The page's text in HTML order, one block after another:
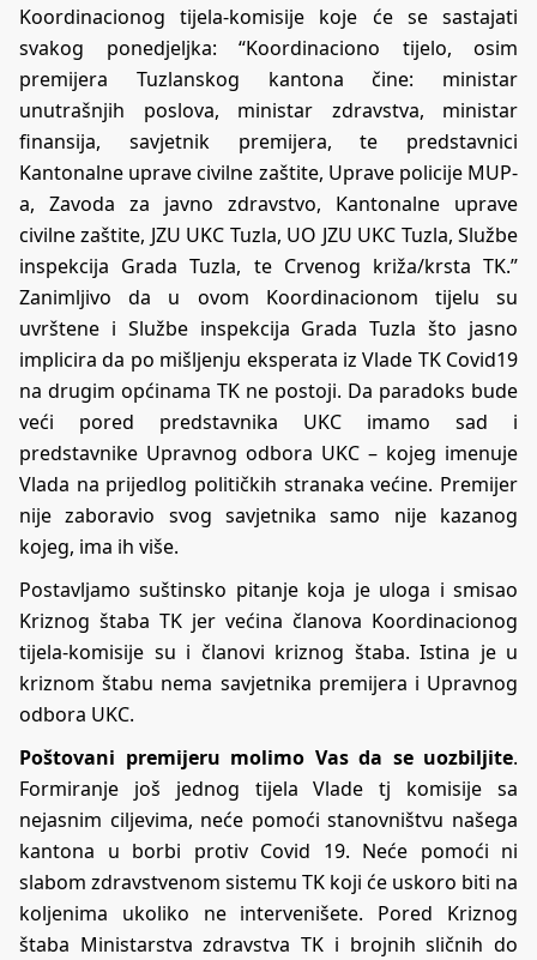
Koordinacionog tijela-komisije koje će se sastajati
svakog ponedjeljka: “Koordinaciono tijelo, osim
premijera Tuzlanskog kantona čine: ministar
unutrašnjih poslova, ministar zdravstva, ministar
finansija, savjetnik premijera, te predstavnici
Kantonalne uprave civilne zaštite, Uprave policije MUP-
a, Zavoda za javno zdravstvo, Kantonalne uprave
civilne zaštite, JZU UKC Tuzla, UO JZU UKC Tuzla, Službe
inspekcija Grada Tuzla, te Crvenog križa/krsta TK.”
Zanimljivo da u ovom Koordinacionom tijelu su
uvrštene i Službe inspekcija Grada Tuzla što jasno
implicira da po mišljenju eksperata iz Vlade TK Covid19
na drugim općinama TK ne postoji. Da paradoks bude
veći pored predstavnika UKC imamo sad i
predstavnike Upravnog odbora UKC – kojeg imenuje
Vlada na prijedlog političkih stranaka većine. Premijer
nije zaboravio svog savjetnika samo nije kazanog
kojeg, ima ih više.
Postavljamo suštinsko pitanje koja je uloga i smisao
Kriznog štaba TK jer većina članova Koordinacionog
tijela-komisije su i članovi kriznog štaba. Istina je u
kriznom štabu nema savjetnika premijera i Upravnog
odbora UKC.
Poštovani premijeru molimo Vas da se uozbiljite.
Formiranje još jednog tijela Vlade tj komisije sa
nejasnim ciljevima, neće pomoći stanovništvu našega
kantona u borbi protiv Covid 19. Neće pomoći ni
slabom zdravstvenom sistemu TK koji će uskoro biti na
koljenima ukoliko ne intervenišete. Pored Kriznog
štaba Ministarstva zdravstva TK i brojnih sličnih do